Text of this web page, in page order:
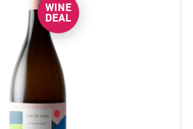
WINE
DEAL